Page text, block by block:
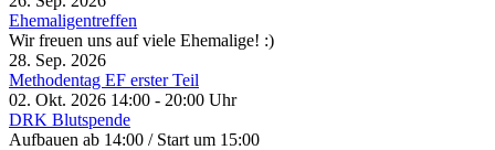
Ehemaligentreffen
Wir freuen uns auf viele Ehemalige! :)
28. Sep. 2026
Methodentag EF erster Teil
02. Okt. 2026 14:00 - 20:00 Uhr
DRK Blutspende
Aufbauen ab 14:00 / Start um 15:00